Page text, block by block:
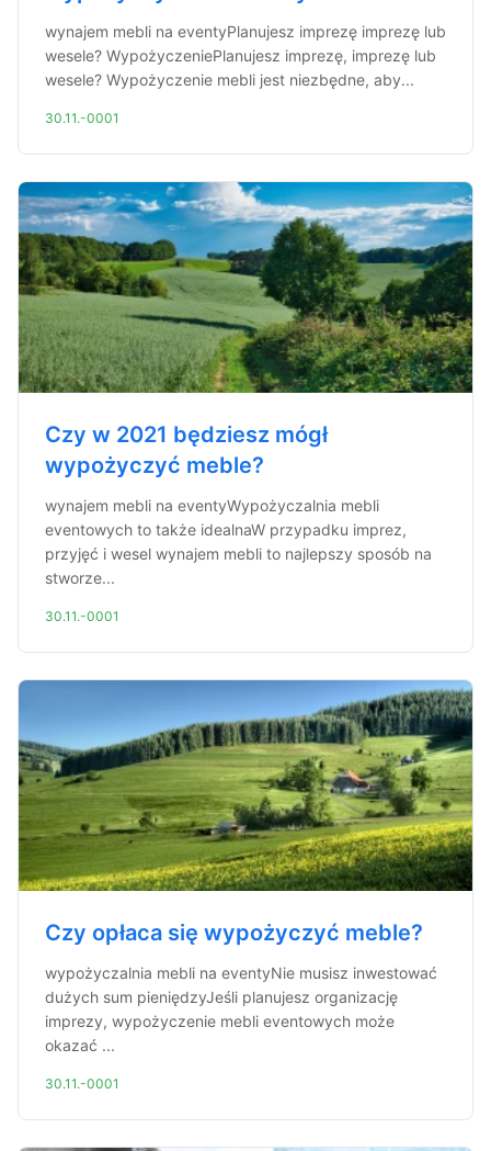
wynajem mebli na eventyPlanujesz imprezę imprezę lub
wesele? WypożyczeniePlanujesz imprezę, imprezę lub
wesele? Wypożyczenie mebli jest niezbędne, aby...
30.11.-0001
Czy w 2021 będziesz mógł
wypożyczyć meble?
wynajem mebli na eventyWypożyczalnia mebli
eventowych to także idealnaW przypadku imprez,
przyjęć i wesel wynajem mebli to najlepszy sposób na
stworze...
30.11.-0001
Czy opłaca się wypożyczyć meble?
wypożyczalnia mebli na eventyNie musisz inwestować
dużych sum pieniędzyJeśli planujesz organizację
imprezy, wypożyczenie mebli eventowych może
okazać ...
30.11.-0001